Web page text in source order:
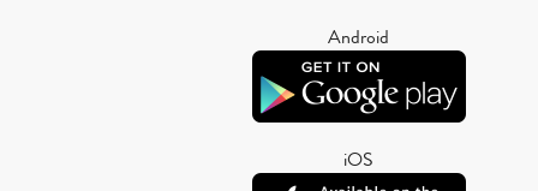
Android
iOS